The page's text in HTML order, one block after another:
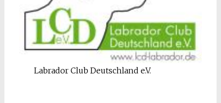
Labrador Club Deutschland e.V.